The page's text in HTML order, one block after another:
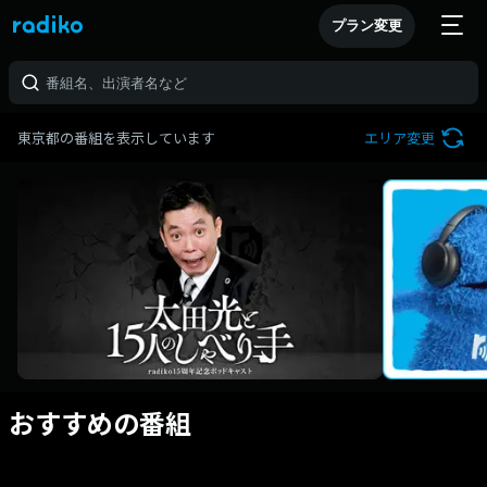
プラン変更
東京都の番組を表示しています エリア変更
おすすめの番組